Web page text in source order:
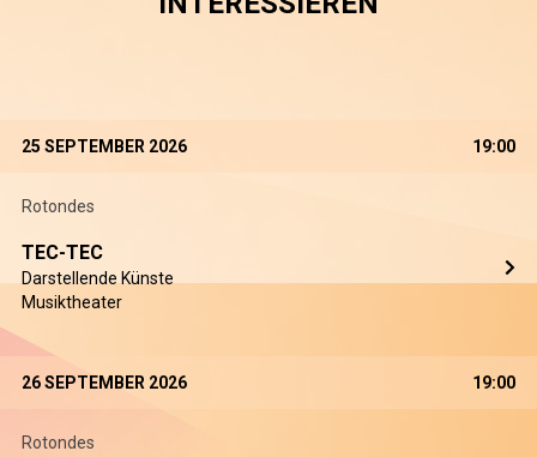
25 SEPTEMBER 2026 19:00
Rotondes
TEC-TEC
Darstellende Künste
Musiktheater
26 SEPTEMBER 2026 19:00
Rotondes